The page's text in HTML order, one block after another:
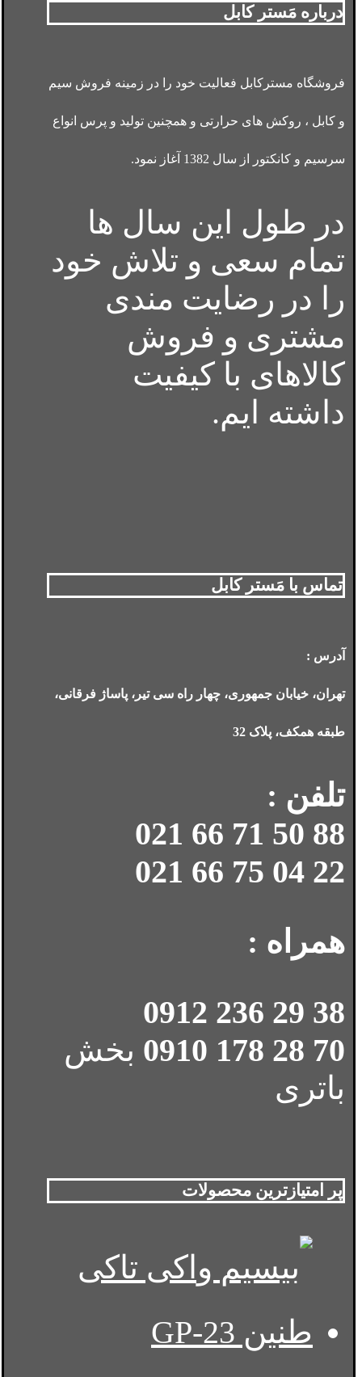
درباره مَستر کابل
فروشگاه مسترکابل فعالیت خود را در زمینه فروش سیم
و کابل ، روکش های حرارتی و همچنین تولید و پرس انواع
سرسیم و کانکتور از سال 1382 آغاز نمود.
در طول این سال ها
تمام سعی و تلاش خود
را در رضایت مندی
مشتری و فروش
کالاهای با کیفیت
داشته ایم.
تماس با مَستر کابل
آدرس :
تهران، خیابان جمهوری، چهار راه سی تیر، پاساژ فرقانی،
طبقه همکف، پلاک 32
تلفن :
88 50 71 66 021
22 04 75 66 021
همراه :
38 29 236 0912
70 28 178 0910
بخش
باتری
پر امتیازترین محصولات